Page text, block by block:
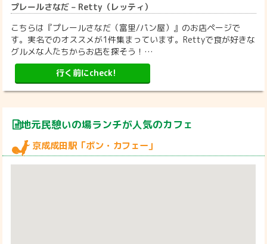
プレールさなだ – Retty（レッティ）
こちらは『プレールさなだ（富里/パン屋）』のお店ページで
す。実名でのオススメが1件集まっています。Rettyで食が好きな
グルメな人たちからお店を探そう！…
行く前にcheck!
地元民憩いの場ランチが人気のカフェ
京成成田駅「ボン・カフェー」